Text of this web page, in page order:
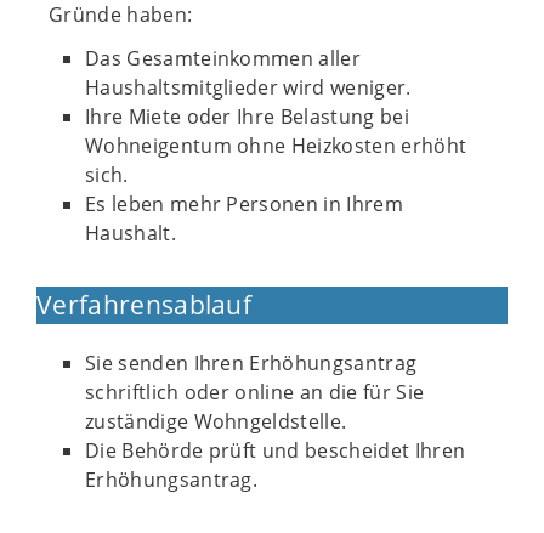
Gründe haben:
Das Gesamteinkommen aller
Haushaltsmitglieder wird weniger.
Ihre Miete oder Ihre Belastung bei
Wohneigentum ohne Heizkosten erhöht
sich.
Es leben mehr Personen in Ihrem
Haushalt.
Verfahrensablauf
Sie senden Ihren Erhöhungsantrag
schriftlich oder online an die für Sie
zuständige Wohngeldstelle.
Die Behörde prüft und bescheidet Ihren
Erhöhungsantrag.